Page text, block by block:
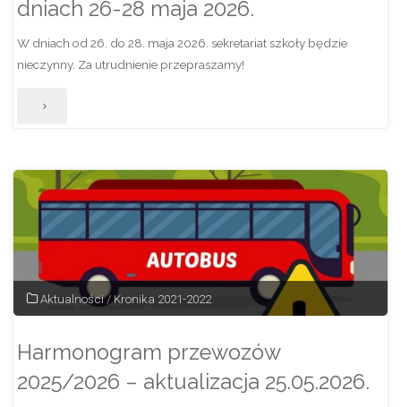
dniach 26-28 maja 2026.
W dniach od 26. do 28. maja 2026. sekretariat szkoły będzie
nieczynny. Za utrudnienie przepraszamy!
"Sekretariat
NIECZYNNY
w
dniach
26-
28
maja
2026."
Aktualności/ Kronika 2021-2022
Harmonogram przewozów
2025/2026 – aktualizacja 25.05.2026.